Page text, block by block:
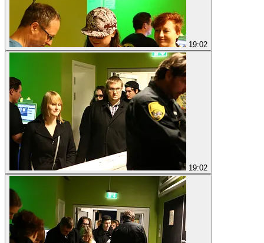
19:02
19:02